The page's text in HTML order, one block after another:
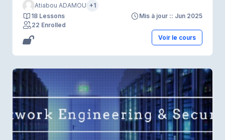
2025 Trim 1)
Atiabou ADAMOU +1
18 Lessons
Mis à jour :: Jun 2025
22 Enrolled
Voir le cours